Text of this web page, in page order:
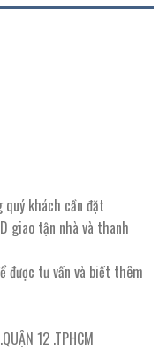
khách cần đặt
giao tận nhà và thanh
được tư vấn và biết thêm
12 .TPHCM